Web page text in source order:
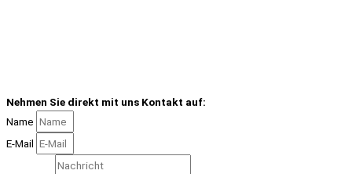
Nehmen Sie direkt mit uns Kontakt auf:
Name
E-Mail